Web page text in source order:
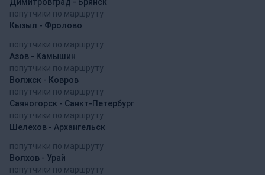
попутчики по маршруту
Кызыл - Фролово
попутчики по маршруту
Азов - Камышин
попутчики по маршруту
Волжск - Ковров
попутчики по маршруту
Саяногорск - Санкт-Петербург
попутчики по маршруту
Шелехов - Архангельск
попутчики по маршруту
Волхов - Урай
попутчики по маршруту